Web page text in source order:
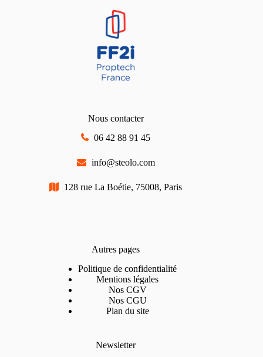
Nous contacter
06 42 88 91 45
info@steolo.com
128 rue La Boétie, 75008, Paris
Autres pages
Politique de confidentialité
Mentions légales
Nos CGV
Nos CGU
Plan du site
Newsletter